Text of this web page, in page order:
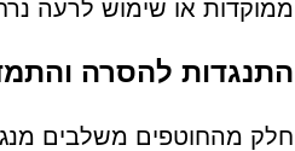
ממוקדות או שימוש לרעה
התנגדות להסרה
חלק מהחוטפים משלבים